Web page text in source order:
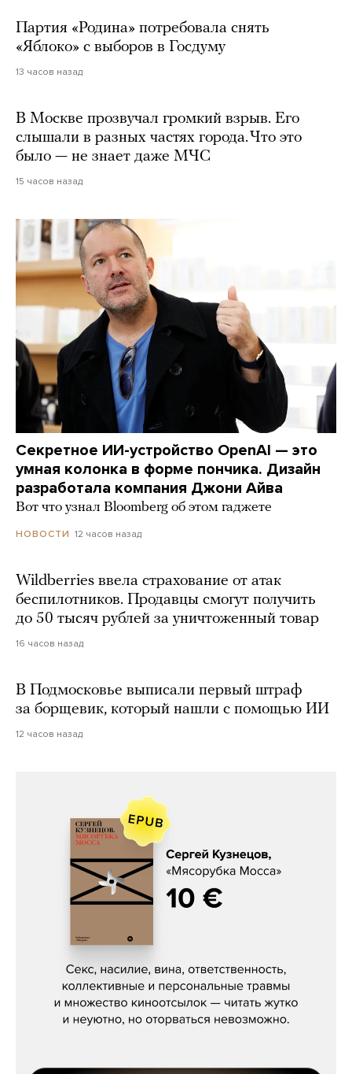
Партия «Родина» потребовала снять
«Яблоко» с выборов в Госдуму
13 часов назад
В Москве прозвучал громкий взрыв. Его
слышали в разных частях города. Что это
было — не знает даже МЧС
15 часов назад
Секретное ИИ-устройство OpenAI — это
умная колонка в форме пончика. Дизайн
разработала компания Джони Айва
Вот что узнал Bloomberg об этом гаджете
НОВОСТИ 12 часов назад
Wildberries ввела страхование от атак
беспилотников. Продавцы смогут получить
до 50 тысяч рублей за уничтоженный товар
16 часов назад
В Подмосковье выписали первый штраф
за борщевик, который нашли с помощью ИИ
12 часов назад
Сергей Кузнецов, «Мясорубка